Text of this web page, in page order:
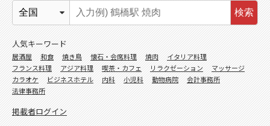
検索
人気キーワード
居酒屋 和食 焼き鳥 懐石・会席料理 焼肉
イタリア料理
フランス料理
アジア料理 喫茶・カフェ リラクゼーション
マッサージ
カラオケ
ビジネスホテル 内科 小児科 動物病院
会計事務所
法律事務所
掲載者ログイン